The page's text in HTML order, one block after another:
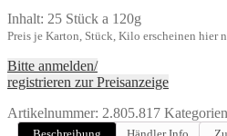
Inhalt: 25 Stück a 120g
Preis je Karton, Stück, Kilo erscheinen hier
Bitte anmelden/
registrieren zur Preisanzeige
Artikelnummer: 2.805.817